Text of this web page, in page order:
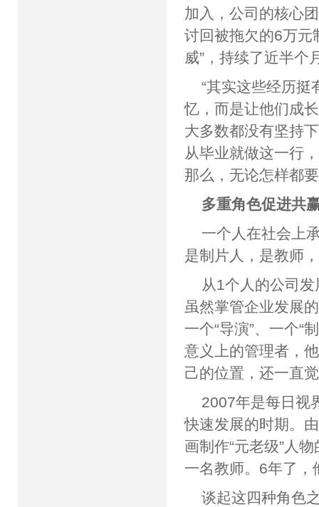
加入，公司的核心
讨回被拖欠的6万元
威”，持续了近半个
“其实这些经历挺
忆，而是让他们成
大多数都没有坚持
从毕业就做这一行
那么，无论怎样都
多重角色促进共
一个人在社会上
是制片人，是教师
从1个人的公司
虽然掌管企业发展
一个“导演”、一个“
意义上的管理者，
己的位置，还一直
2007年是每日视
快速发展的时期。
画制作“元老级”人
一名教师。6年了，
谈起这四种角色